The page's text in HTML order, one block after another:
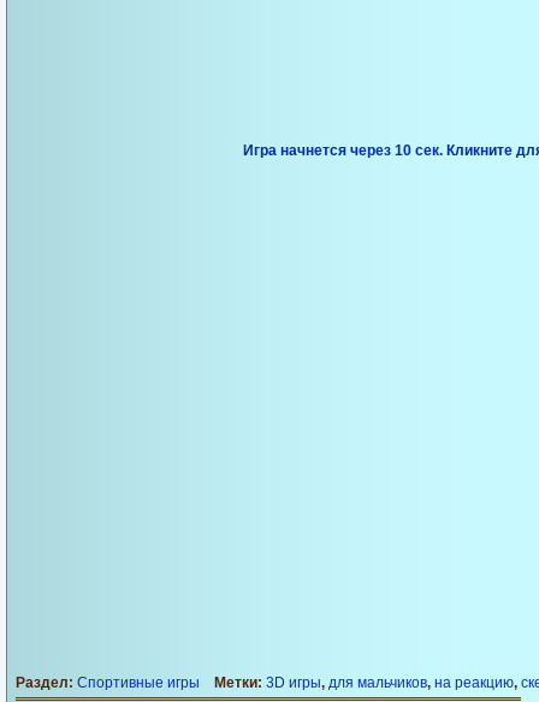
Игра начнется через 10 сек. Кликните
Раздел: Спортивные игры Метки: 3D игры, для мальчиков, на реакцию,